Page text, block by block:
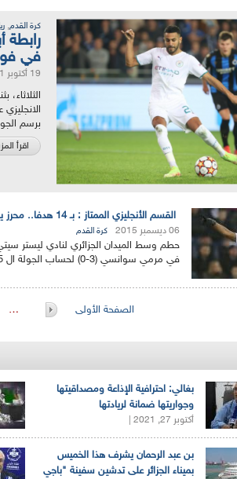
كرة القدم,
رابطة
في
19 أكتوبر 2021
برسم
اقرأ
القسم الأنجليزي الممتاز : بـ 14 هدفا.. محرز يحطم رقم بن عربية
06 ديسمبر 2015 كرة القدم
حطم وسط الميدان الجزائري لنادي ليستر
في مرمي سوانسي (3-0) لحساب الجولة ال 15 للقسم الممتاز، الرقم...
الصفحة الأولى …
بغالي: احترافية الإذاعة ومصداقيتها
وجواريتها ضمانة لريادتها
أكتوبر 27, 2021 |
بن عبد الرحمان يشرف هذا الخميس
بميناء الجزائر على تدشين سفينة "باجي